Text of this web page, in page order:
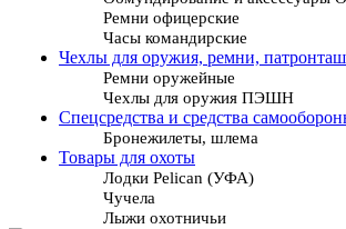
Ремни офицерские
Часы командирские
Чехлы для оружия, ремни,
Ремни оружейные
Чехлы для оружия ПЭШН
Спецсредства и средства
Бронежилеты, шлема
Товары для охоты
Лодки Pelican (УФА)
Чучела
Лыжи охотничьи